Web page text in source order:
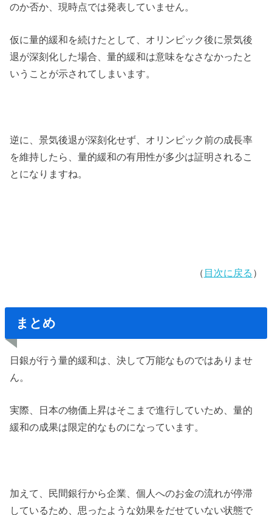
のか否か、現時点では発表していません。
仮に量的緩和を続けたとして、オリンピック後に景気後
退が深刻化した場合、量的緩和は意味をなさなかったと
いうことが示されてしまいます。
逆に、景気後退が深刻化せず、オリンピック前の成長率
を維持したら、量的緩和の有用性が多少は証明されるこ
とになりますね。
（ 目次に戻る ）
まとめ
日銀が行う量的緩和は、決して万能なものではありませ
ん。
実際、日本の物価上昇はそこまで進行していため、量的
緩和の成果は限定的なものになっています。
加えて、民間銀行から企業、個人へのお金の流れが停滞
しているため、思ったような効果をだせていない状態で